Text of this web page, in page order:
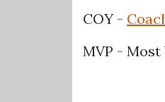
COY -
MVP - Most